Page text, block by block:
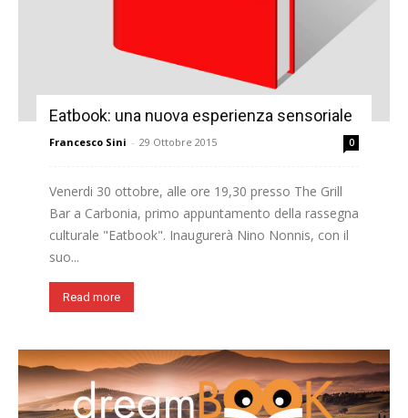
Eatbook: una nuova esperienza sensoriale
Francesco Sini - 29 Ottobre 2015 0
Venerdi 30 ottobre, alle ore 19,30 presso The Grill
Bar a Carbonia, primo appuntamento della rassegna
culturale "Eatbook". Inaugurerà Nino Nonnis, con il
suo...
Read more